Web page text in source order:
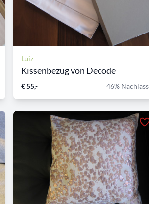
Luiz
Kissenbezug von Decode
€ 55,- 46% Nachlass